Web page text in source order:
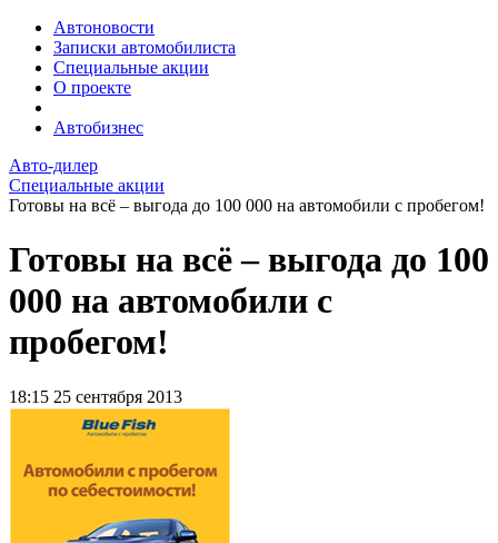
Автоновости
Записки автомобилиста
Специальные акции
О проекте
Автобизнес
Авто-дилер
Специальные акции
Готовы на всё – выгода до 100 000 на автомобили с пробегом!
Готовы на всё – выгода до 100
000 на автомобили с
пробегом!
18:15 25 сентября 2013